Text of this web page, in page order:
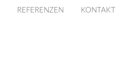
REFERENZEN KONTAKT